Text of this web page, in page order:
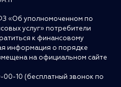
«Об уполномоченном по
услуг» потребители
к финансовому
информация о порядке
на официальном сайте
10 (бесплатный звонок по